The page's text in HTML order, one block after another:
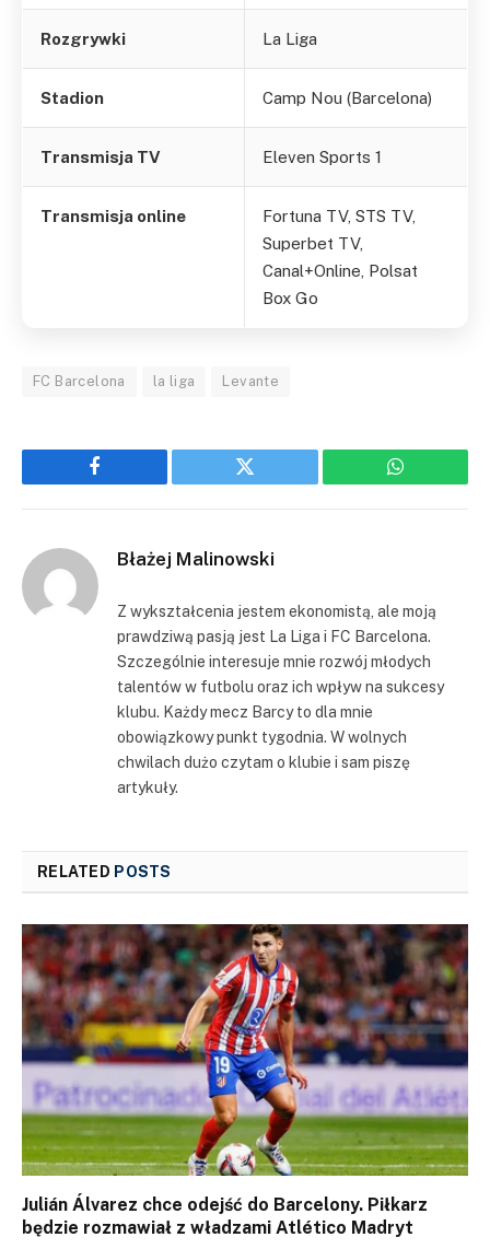
Rozgrywki La Liga
Stadion Camp Nou (Barcelona)
Transmisja TV Eleven Sports 1
Transmisja online
Fortuna TV, STS TV,
Superbet TV,
Canal+Online, Polsat
Box Go
FC Barcelona la liga Levante
Facebook Twitter WhatsApp
Błażej Malinowski
Z wykształcenia jestem ekonomistą, ale moją
prawdziwą pasją jest La Liga i FC Barcelona.
Szczególnie interesuje mnie rozwój młodych
talentów w futbolu oraz ich wpływ na sukcesy
klubu. Każdy mecz Barcy to dla mnie
obowiązkowy punkt tygodnia. W wolnych
chwilach dużo czytam o klubie i sam piszę
artykuły.
RELATED POSTS
Julián Álvarez chce odejść do Barcelony. Piłkarz
będzie rozmawiał z władzami Atlético Madryt